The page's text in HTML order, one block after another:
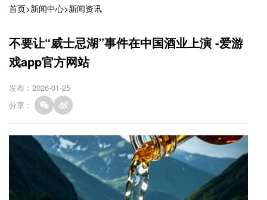
首页>新闻中心>新闻资讯
不要让“威士忌湖”事件在中国酒业上演 -爱游
戏app官方网站
发布：2026-01-25
分享：